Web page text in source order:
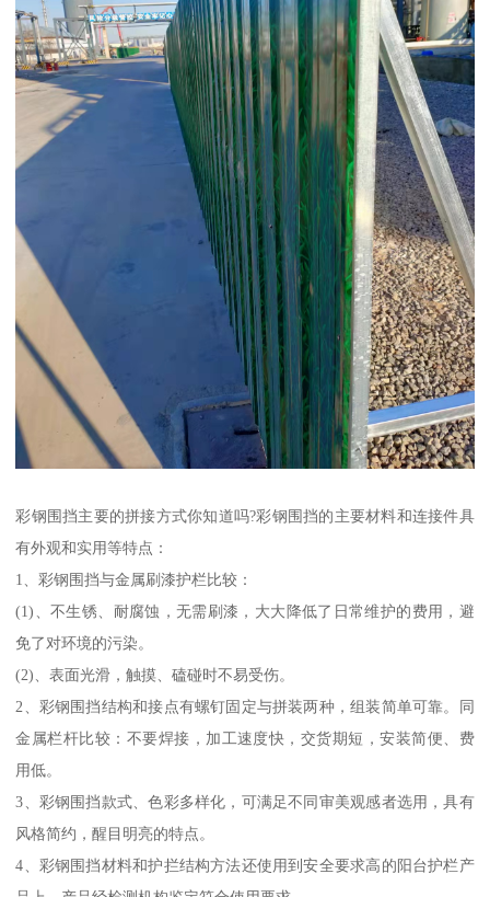
彩钢围挡主要的拼接方式你知道吗?彩钢围挡的主要材料和连接件具
有外观和实用等特点：
1、彩钢围挡与金属刷漆护栏比较：
(1)、不生锈、耐腐蚀，无需刷漆，大大降低了日常维护的费用，避
免了对环境的污染。
(2)、表面光滑，触摸、磕碰时不易受伤。
2、彩钢围挡结构和接点有螺钉固定与拼装两种，组装简单可靠。同
金属栏杆比较：不要焊接，加工速度快，交货期短，安装简便、费
用低。
3、彩钢围挡款式、色彩多样化，可满足不同审美观感者选用，具有
风格简约，醒目明亮的特点。
4、彩钢围挡材料和护拦结构方法还使用到安全要求高的阳台护栏产